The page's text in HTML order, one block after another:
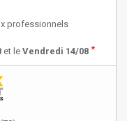
professionnels
et le Vendredi 14/08 *